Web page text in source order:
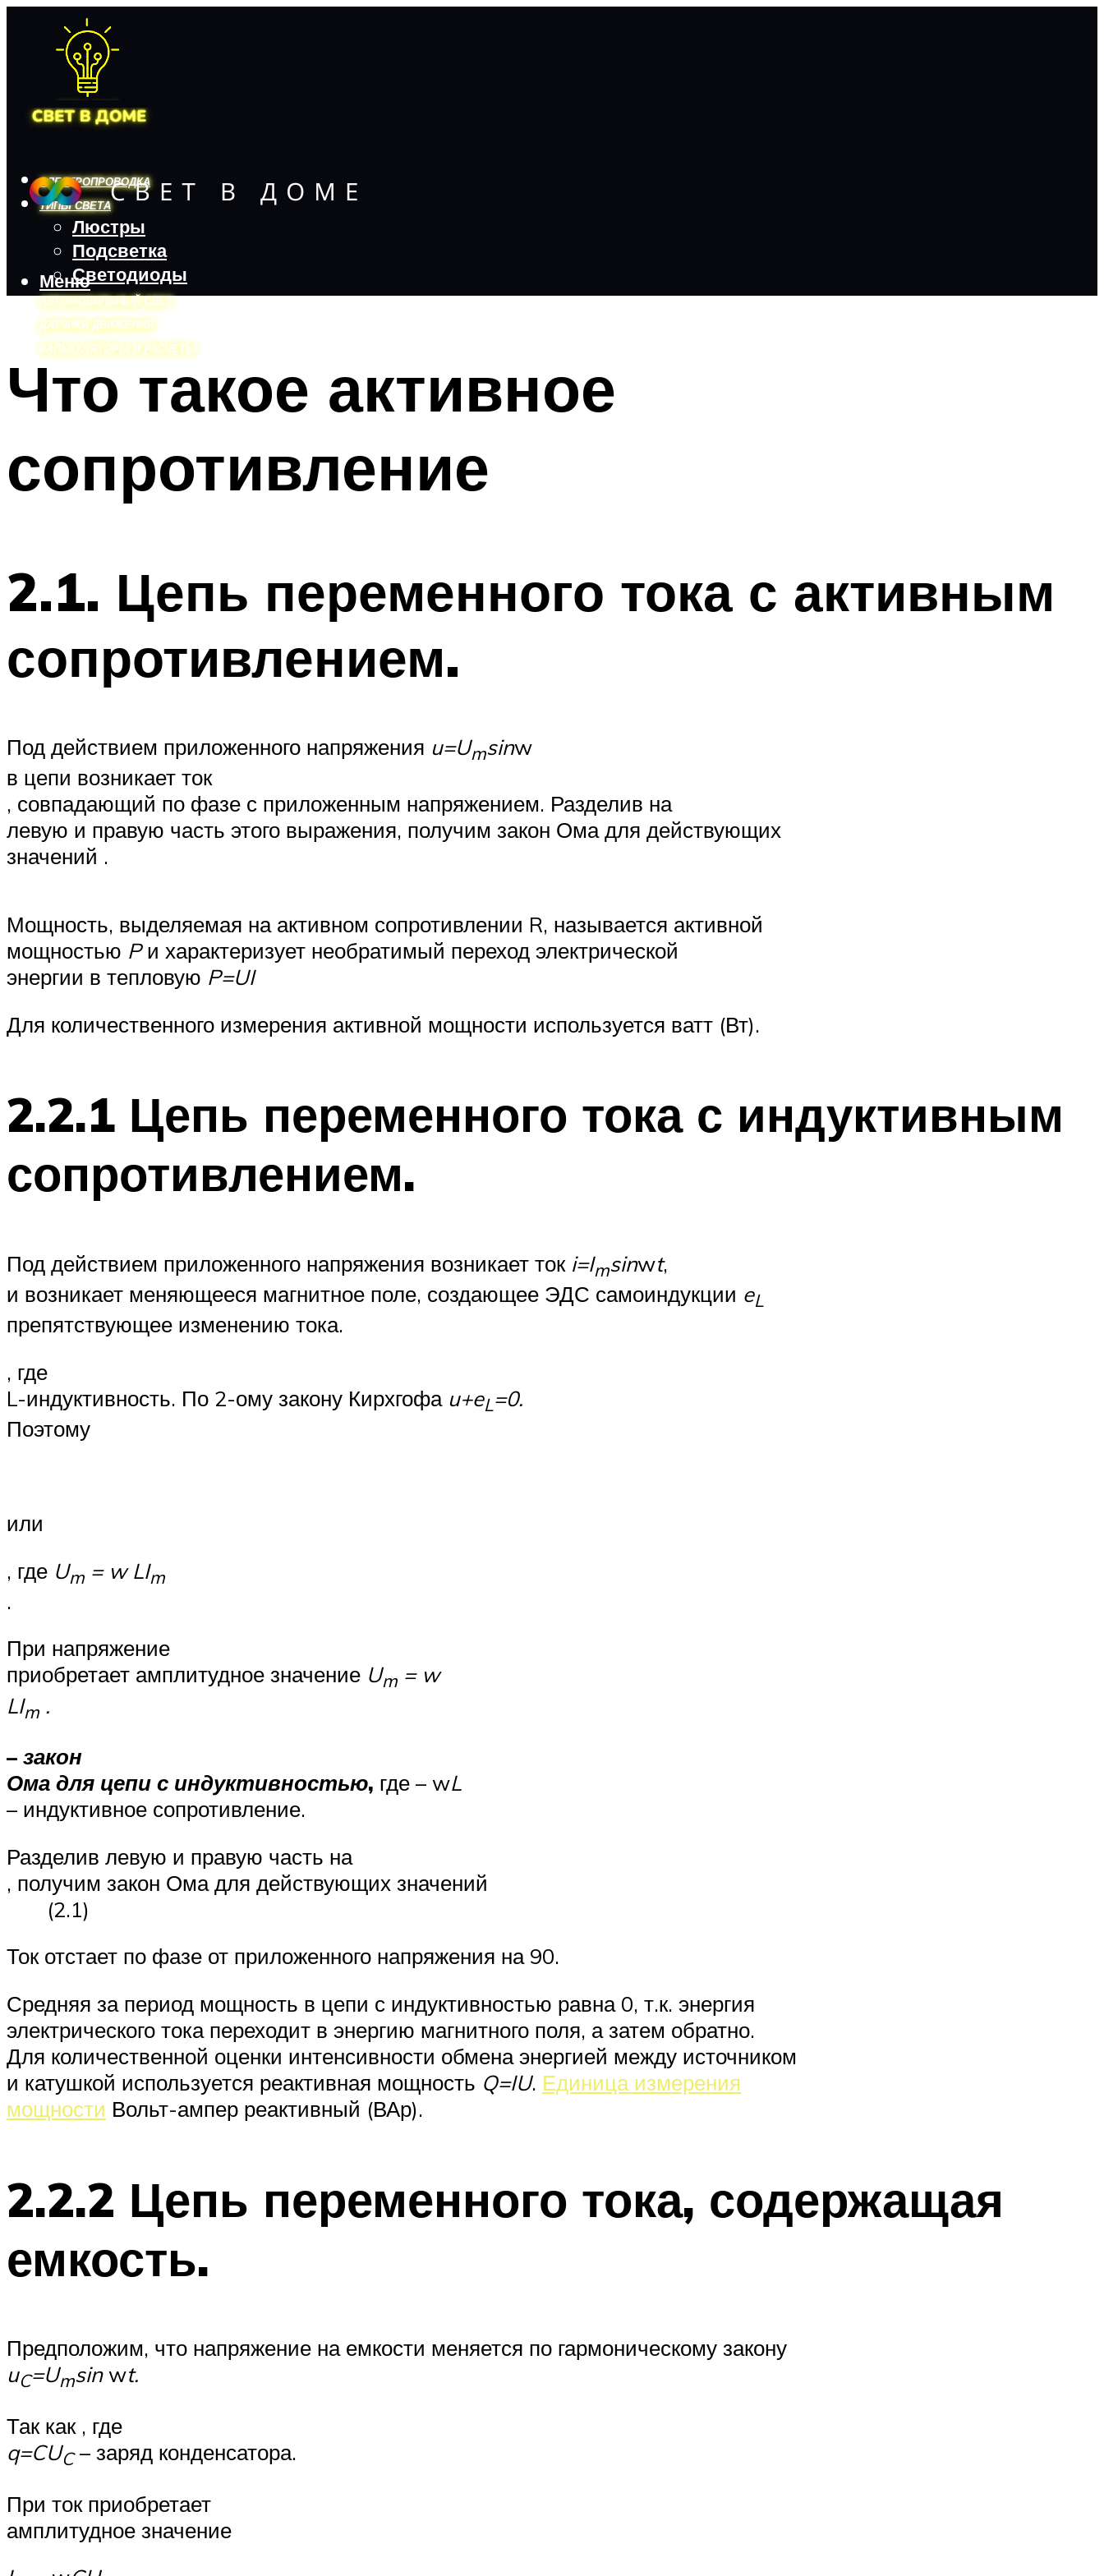
ЭЛЕКТРОПРОВОДКА
ТИПЫ СВЕТА
Люстры
Подсветка
Светодиоды
АВТОМОБИЛЬНЫЙ СВЕТ
ДАТЧИКИ ДВИЖЕНИЯ
КАЛЬКУЛЯТОРЫ И РАСЧЕТЫ
Меню
Меню
Что такое активное
сопротивление
2.1. Цепь переменного тока с активным
сопротивлением.
Под действием приложенного напряжения u=Umsinw
в цепи возникает ток
, совпадающий по фазе с приложенным напряжением. Разделив на
левую и правую часть этого выражения, получим закон Ома для действующих
значений .
Мощность, выделяемая на активном сопротивлении R, называется активной
мощностью Pи характеризует необратимый переход электрической
энергии в тепловую P=UI
Для количественного измерения активной мощности используется ватт (Вт).
2.2.1 Цепь переменного тока с индуктивным
сопротивлением.
Под действием приложенного напряжения возникает ток i=Imsinwt,
и возникает меняющееся магнитное поле, создающее ЭДС самоиндукции eL
препятствующее изменению тока.
, где
L-индуктивность. По 2-ому закону Кирхгофаu+eL=0.
Поэтому
или
, где Um = wLIm
.
При напряжение
приобретает амплитудное значение Um = w
LIm .
– закон
Ома для цепи с индуктивностью, где – wL
– индуктивное сопротивление.
Разделив левую и правую часть на
, получим закон Ома для действующих значений
(2.1)
Ток отстает по фазе от приложенного напряжения на 90.
Средняя за период мощность в цепи с индуктивностью равна 0, т.к. энергия
электрического тока переходит в энергию магнитного поля, а затем обратно.
Для количественной оценки интенсивности обмена энергией между источником
и катушкой используется реактивная мощность Q=IU. Единица измерения
мощности Вольт-ампер реактивный (ВАр).
2.2.2 Цепь переменного тока, содержащая
емкость.
Предположим, что напряжение на емкости меняется по гармоническому закону
uC=Umsinwt.
Так как , где
q=CUC– заряд конденсатора.
При ток приобретает
амплитудное значение